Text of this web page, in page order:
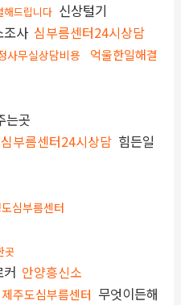
해드립니다 신상털기
조사 심부름센터24시상담
사무실상담비용 억울한일해결
는곳
심부름센터24시상담 힘든일
심부름센터
곳
커 안양흥신소
제주도심부름센터 무엇이든해